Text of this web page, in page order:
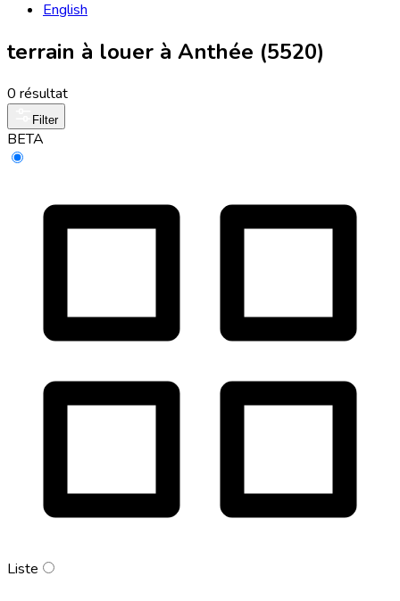
English
terrain à louer à Anthée (5520)
0 résultat
Filter
BETA
Liste